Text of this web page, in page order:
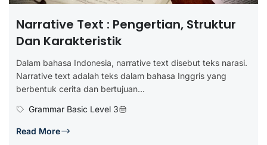
Narrative Text : Pengertian, Struktur
Dan Karakteristik
Dalam bahasa Indonesia, narrative text disebut teks narasi.
Narrative text adalah teks dalam bahasa Inggris yang
berbentuk cerita dan bertujuan...
Grammar Basic Level 3
Read More